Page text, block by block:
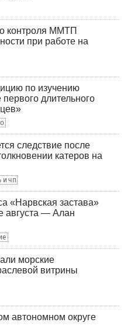
контроля ММТП
при работе на
по изучению
длительного
следствие после
катеров на
и чп
«Нарвская застава»
августа — Алан
морские
витрины
автономном округе